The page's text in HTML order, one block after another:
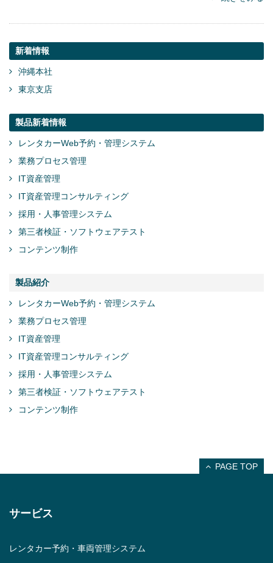
新着情報
沖縄本社
東京支店
製品新着情報
レンタカーWeb予約・管理システム
業務プロセス管理
IT資産管理
IT資産管理コンサルティング
採用・人事管理システム
第三者検証・ソフトウェアテスト
コンテンツ制作
製品紹介
レンタカーWeb予約・管理システム
業務プロセス管理
IT資産管理
IT資産管理コンサルティング
採用・人事管理システム
第三者検証・ソフトウェアテスト
コンテンツ制作
PAGE TOP
サービス
レンタカー予約・車両管理システム